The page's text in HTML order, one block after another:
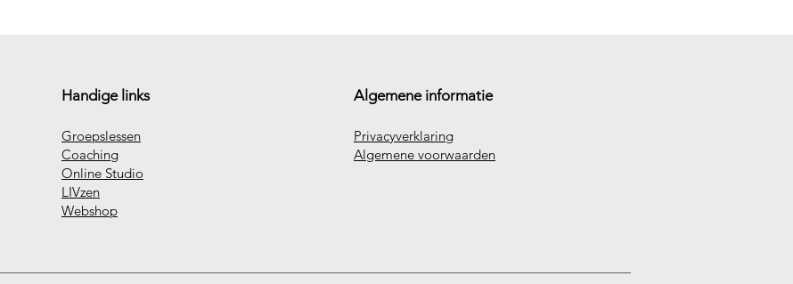
Handige links
Groepslessen
Coaching
Online Studio
LIVzen
Webshop
Algemene informatie
Privacyverklaring
Algemene voorwaarden